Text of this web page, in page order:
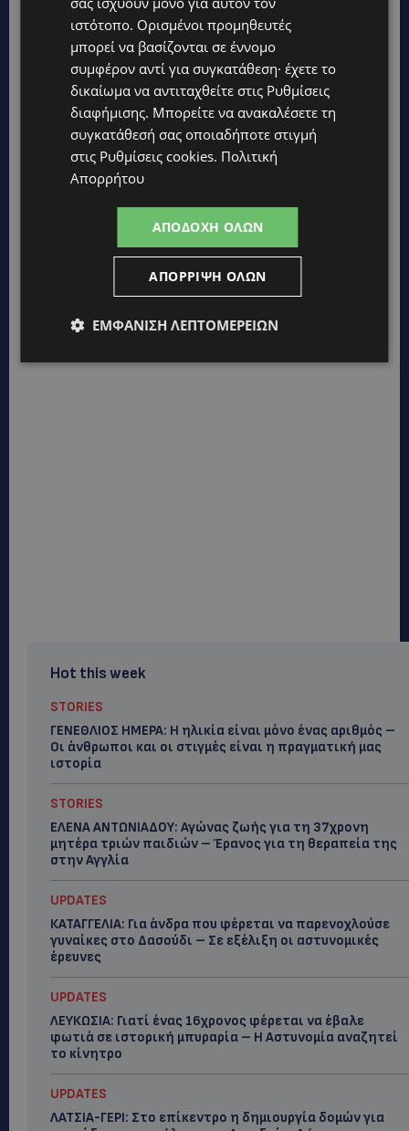
Hot this week
STORIES
ΓΕΝΕΘΛΙΟΣ ΗΜΕΡΑ: Η ηλικία είναι μόνο ένας αριθμός –
Οι άνθρωποι και οι στιγμές είναι η πραγματική μας
ιστορία
STORIES
ΕΛΕΝΑ ΑΝΤΩΝΙΑΔΟΥ: Αγώνας ζωής για τη 37χρονη
μητέρα τριών παιδιών – Έρανος για τη θεραπεία της
στην Αγγλία
UPDATES
ΚΑΤΑΓΓΕΛΙΑ: Για άνδρα που φέρεται να παρενοχλούσε
γυναίκες στο Δασούδι – Σε εξέλιξη οι αστυνομικές
έρευνες
UPDATES
ΛΕΥΚΩΣΙΑ: Γιατί ένας 16χρονος φέρεται να έβαλε
φωτιά σε ιστορική μπυραρία – Η Αστυνομία αναζητεί
το κίνητρο
UPDATES
ΛΑΤΣΙΑ-ΓΕΡΙ: Στο επίκεντρο η δημιουργία δομών για
ιστότοπο. Ορισμένοι προμηθευτές
μπορεί να βασίζονται σε έννομο
συμφέρον αντί για συγκατάθεση· έχετε το
δικαίωμα να αντιταχθείτε στις Ρυθμίσεις
διαφήμισης. Μπορείτε να ανακαλέσετε τη
συγκατάθεσή σας οποιαδήποτε στιγμή
στις Ρυθμίσεις cookies. Πολιτική
Απορρήτου
ΑΠΟΔΟΧΉ ΌΛΩΝ
ΑΠΌΡΡΙΨΗ ΌΛΩΝ
ΕΜΦΆΝΙΣΗ ΛΕΠΤΟΜΕΡΕΙΏΝ